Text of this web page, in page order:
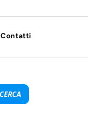
Contatti